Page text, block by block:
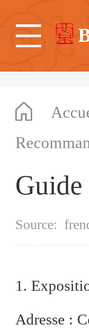
Guide
Source:
1.
Adresse :